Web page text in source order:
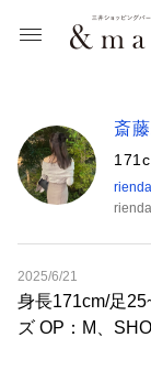
斎
rienda
2025/6/21
身長171cm/足
ズ OP：M、
元のあき具合